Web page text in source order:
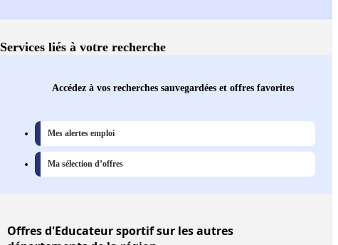
Services liés à votre recherche
Accédez à vos recherches sauvegardées et offres favorites
Mes alertes emploi
Ma sélection d’offres
Offresd'Educateur sportif sur les autres